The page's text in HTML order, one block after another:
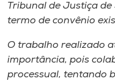
Tribunal de Justiça
termo de convênio
O trabalho realizado
importância, pois
processual, tentando